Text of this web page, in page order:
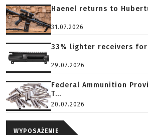
Haenel returns to
31.07.2026
33% lighter receivers for
29.07.2026
Federal Ammunition
T...
20.07.2026
WYPOSAŻENIE